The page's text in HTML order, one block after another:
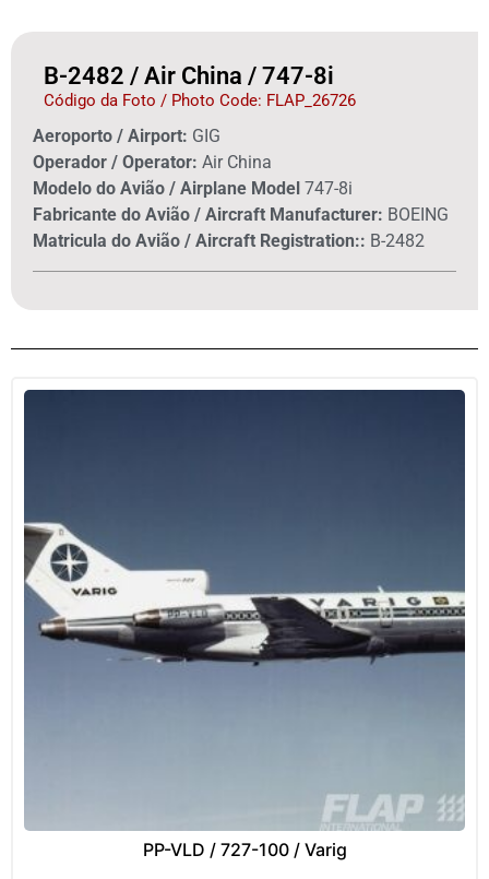
B-2482 / Air China / 747-8i
Código da Foto / Photo Code: FLAP_26726
Aeroporto / Airport: GIG
Operador / Operator: Air China
Modelo do Avião / Airplane Model 747-8i
Fabricante do Avião / Aircraft Manufacturer: BOEING
Matricula do Avião / Aircraft Registration:: B-2482
PP-VLD / 727-100 / Varig